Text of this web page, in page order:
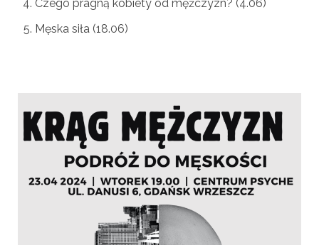
Czego pragną kobiety od mężczyzn? (4.06)
Męska siła (18.06)